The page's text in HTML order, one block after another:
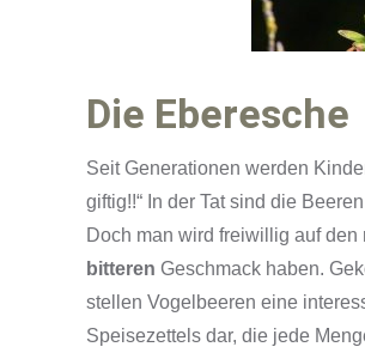
Die Eberesche
Seit Generationen werden
giftig!!“ In der Tat sind die
Doch man wird freiwillig auf
bitteren Geschmack haben.
stellen Vogelbeeren eine
Speisezettels dar, die jede